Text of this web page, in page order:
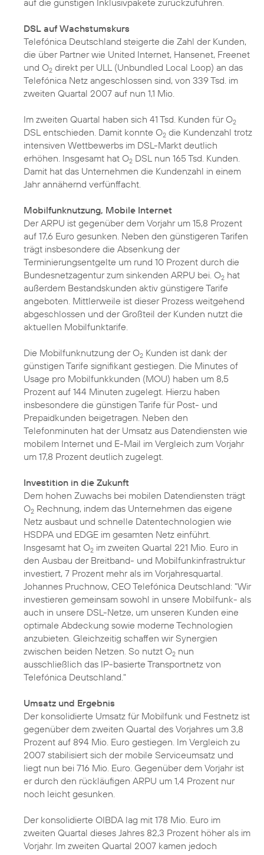
auf die günstigen Inklusivpakete zurückzuführen.
DSL auf Wachstumskurs
Telefónica Deutschland steigerte die Zahl der Kunden,
die über Partner wie United Internet, Hansenet, Freenet
und O2 direkt per ULL (Unbundled Local Loop) an das
Telefónica Netz angeschlossen sind, von 339 Tsd. im
zweiten Quartal 2007 auf nun 1,1 Mio.
Im zweiten Quartal haben sich 41 Tsd. Kunden für O2
DSL entschieden. Damit konnte O2 die Kundenzahl trotz
intensiven Wettbewerbs im DSL-Markt deutlich
erhöhen. Insgesamt hat O2 DSL nun 165 Tsd. Kunden.
Damit hat das Unternehmen die Kundenzahl in einem
Jahr annähernd verfünffacht.
Mobilfunknutzung, Mobile Internet
Der ARPU ist gegenüber dem Vorjahr um 15,8 Prozent
auf 17,6 Euro gesunken. Neben den günstigeren Tarifen
trägt insbesondere die Absenkung der
Terminierungsentgelte um rund 10 Prozent durch die
Bundesnetzagentur zum sinkenden ARPU bei. O2 hat
außerdem Bestandskunden aktiv günstigere Tarife
angeboten. Mittlerweile ist dieser Prozess weitgehend
abgeschlossen und der Großteil der Kunden nutzt die
aktuellen Mobilfunktarife.
Die Mobilfunknutzung der O2 Kunden ist dank der
günstigen Tarife signifikant gestiegen. Die Minutes of
Usage pro Mobilfunkkunden (MOU) haben um 8,5
Prozent auf 144 Minuten zugelegt. Hierzu haben
insbesondere die günstigen Tarife für Post- und
Prepaidkunden beigetragen. Neben den
Telefonminuten hat der Umsatz aus Datendiensten wie
mobilem Internet und E-Mail im Vergleich zum Vorjahr
um 17,8 Prozent deutlich zugelegt.
Investition in die Zukunft
Dem hohen Zuwachs bei mobilen Datendiensten trägt
O2 Rechnung, indem das Unternehmen das eigene
Netz ausbaut und schnelle Datentechnologien wie
HSDPA und EDGE im gesamten Netz einführt.
Insgesamt hat O2 im zweiten Quartal 221 Mio. Euro in
den Ausbau der Breitband- und Mobilfunkinfrastruktur
investiert, 7 Prozent mehr als im Vorjahresquartal.
Johannes Pruchnow, CEO Telefónica Deutschland: "Wir
investieren gemeinsam sowohl in unsere Mobilfunk- als
auch in unsere DSL-Netze, um unseren Kunden eine
optimale Abdeckung sowie moderne Technologien
anzubieten. Gleichzeitig schaffen wir Synergien
zwischen beiden Netzen. So nutzt O2 nun
ausschließlich das IP-basierte Transportnetz von
Telefónica Deutschland."
Umsatz und Ergebnis
Der konsolidierte Umsatz für Mobilfunk und Festnetz ist
gegenüber dem zweiten Quartal des Vorjahres um 3,8
Prozent auf 894 Mio. Euro gestiegen. Im Vergleich zu
2007 stabilisiert sich der mobile Serviceumsatz und
liegt nun bei 716 Mio. Euro. Gegenüber dem Vorjahr ist
er durch den rückläufigen ARPU um 1,4 Prozent nur
noch leicht gesunken.
Der konsolidierte OIBDA lag mit 178 Mio. Euro im
zweiten Quartal dieses Jahres 82,3 Prozent höher als im
Vorjahr. Im zweiten Quartal 2007 kamen jedoch